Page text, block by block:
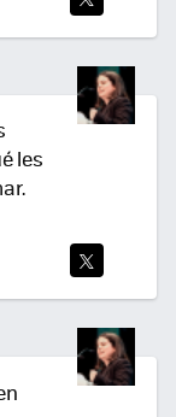
TWI
TEA
R
les
TWI
TEA
R